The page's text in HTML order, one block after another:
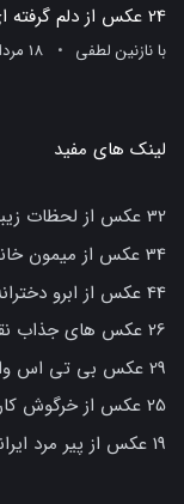
24 عکس از دلم گرفته ای دوست هوای گریه
بانازنین لطفی 18 مرداد 1405
لینک های مفید
32 عکس از لحظات زیبا برای پروفایل شما
34 عکس از میمون خانگی خوشگل برای عاشقان حیوانات
44 عکس از ابرو دخترانه اسپرت برای زیبایی و جذابیت بیشتر
26 عکس های جذاب نقاشی معلم مرد که شما را شگفت زده می کند
29 عکس بی تی اس والپیپر برای قلب های عاشق
25 عکس از خرگوش کارتونی ساده و دوست‌داشتنی
19 عکس از پیر مرد ایرانی با داستان های زندگی شگفت انگیز